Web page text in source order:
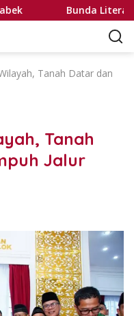
Bunda Literasi
Tanah Datar dan
Tanah
Jalur